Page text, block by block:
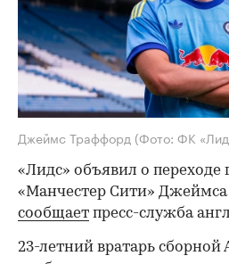
Джеймс Траффорд (Фото: ФК
«Лидс» объявил о переходе
«Манчестер Сити»
сообщает пресс-служба
23-летний вратарь сборной